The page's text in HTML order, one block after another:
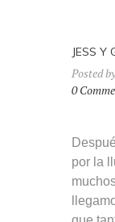
JESS Y
Posted
0
por la